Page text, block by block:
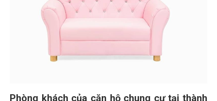
Phòng khách của căn hộ chung cư tại thành